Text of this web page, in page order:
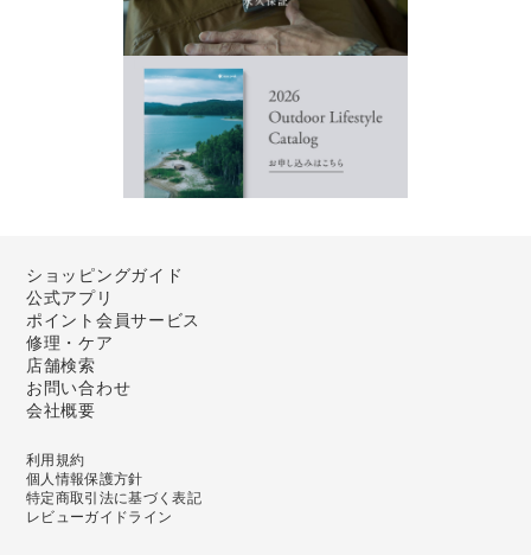
ショッピングガイド
公式アプリ
ポイント会員サービス
修理・ケア
店舗検索
お問い合わせ
会社概要
利用規約
個人情報保護方針
特定商取引法に基づく表記
レビューガイドライン